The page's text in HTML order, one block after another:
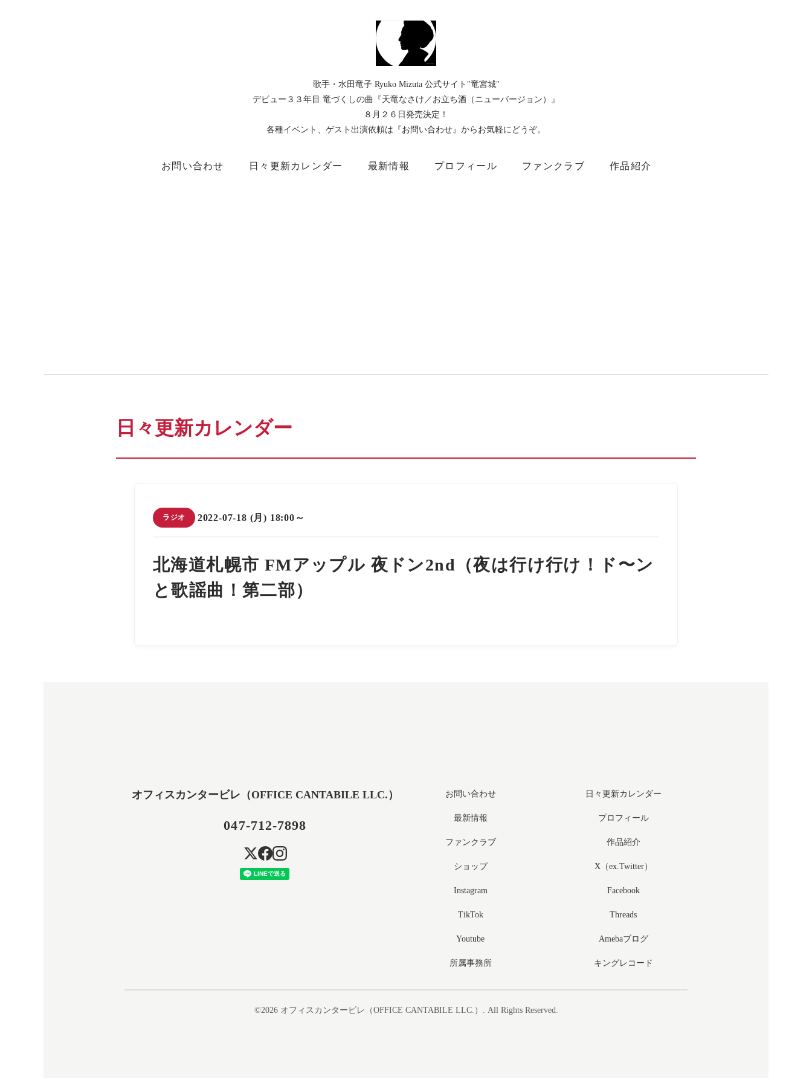
歌手・水田竜子 Ryuko Mizuta 公式サイト"竜宮城"
デビュー３３年目 竜づくしの曲『天竜なさけ／お立ち酒（ニューバージョン）』
８月２６日発売決定！
各種イベント、ゲスト出演依頼は『お問い合わせ』からお気軽にどうぞ。
お問い合わせ 日々更新カレンダー 最新情報 プロフィール ファンクラブ 作品紹介
日々更新カレンダー
ラジオ 2022-07-18 (月) 18:00～
北海道札幌市 FMアップル 夜ドン2nd（夜は行け行け！ド〜ン
と歌謡曲！第二部）
オフィスカンタービレ（OFFICE CANTABILE LLC.）
047-712-7898
お問い合わせ 日々更新カレンダー
最新情報 プロフィール
ファンクラブ 作品紹介
ショップ X（ex.Twitter）
Instagram Facebook
TikTok Threads
Youtube Amebaブログ
所属事務所 キングレコード
©2026 オフィスカンタービレ（OFFICE CANTABILE LLC.） . All Rights Reserved.